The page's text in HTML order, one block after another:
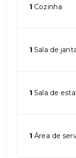
1 Cozinha
1 Sala de
1 Sala de
1 Área de